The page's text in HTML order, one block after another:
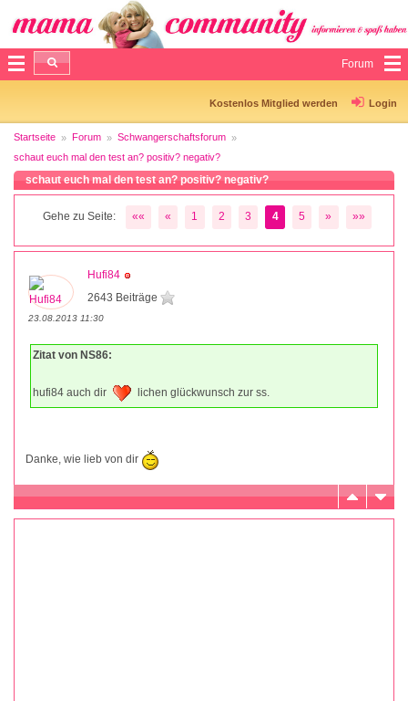
Forum
Kostenlos Mitglied werden Login
Startseite Forum
Schwangerschaftsforum
schaut euch mal den test an? positiv? negativ?
schaut euch mal den test an? positiv? negativ?
Gehe zu Seite: «« « 1 2 3 4 5 » »»
Hufi84
2643 Beiträge
23.08.2013 11:30
Zitat von NS86:
hufi84 auch dir lichen glückwunsch zur ss.
Danke, wie lieb von dir